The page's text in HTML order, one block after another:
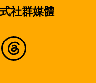
社群媒體